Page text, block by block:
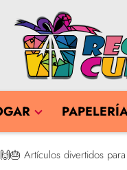
Artículos divertidos